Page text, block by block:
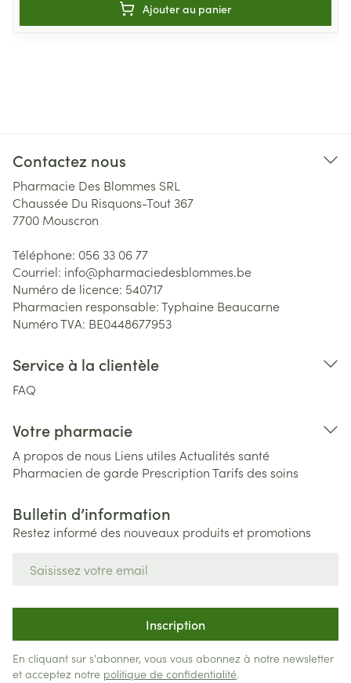
Ajouter au panier
Contactez nous
Pharmacie Des Blommes SRL
Chaussée Du Risquons-Tout 367
7700 Mouscron
Téléphone: 056 33 06 77
Courriel: info@pharmaciedesblommes.be
Numéro de licence: 540717
Pharmacien responsable:Typhaine Beaucarne
Numéro TVA: BE0448677953
Service à la clientèle
FAQ
Votre pharmacie
A propos de nous Liens utiles Actualités santé
Pharmacien de garde PrescriptionTarifs des soins
Bulletin d’information
Restez informé des nouveaux produits et promotions
Inscription
En cliquant sur s'abonner, vous vous abonnez à notre newsletter
et acceptez notre politique de confidentialité.